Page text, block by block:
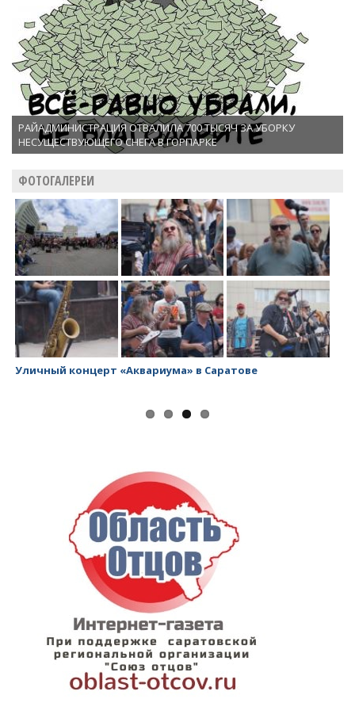
РАЙАДМИНИСТРАЦИЯ ОТВАЛИЛА 700 ТЫСЯЧ ЗА УБОРКУ
НЕСУЩЕСТВУЮЩЕГО СНЕГА В ГОРПАРКЕ
ФОТОГАЛЕРЕИ
Уличный концерт «Аквариума» в Саратове